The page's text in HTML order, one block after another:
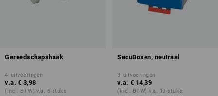
Gereedschapshaak
4 uitvoeringen
v.a. € 3,98
(incl. BTW) v.a. 6 stuks
SecuBoxen, neutraal
3 uitvoeringen
v.a. € 14,39
(incl. BTW) v.a. 10 stuks